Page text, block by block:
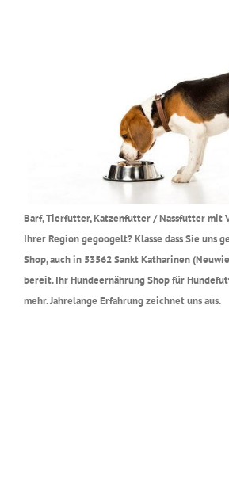
Barf, Tierfutter, Katzenfutter / Nassfutter mit
Ihrer Region gegoogelt? Klasse dass Sie uns
Shop, auch in 53562 Sankt Katharinen
bereit. Ihr Hundeernährung Shop für
mehr. Jahrelange Erfahrung zeichnet uns aus.